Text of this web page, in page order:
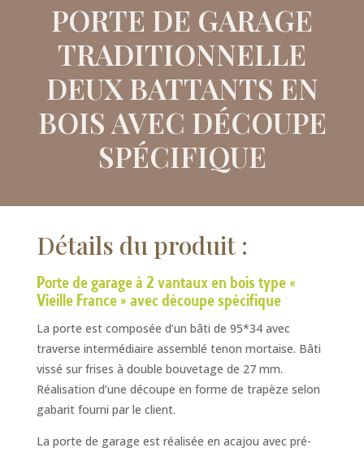
PORTE DE GARAGE
TRADITIONNELLE
DEUX BATTANTS EN
BOIS AVEC DÉCOUPE
SPÉCIFIQUE
Détails du produit :
Porte de garage à 2 vantaux en bois type «
Vieille France » avec découpe spécifique
La porte est composée d’un bâti de 95*34 avec
traverse intermédiaire assemblé tenon mortaise. Bâti
vissé sur frises à double bouvetage de 27 mm.
Réalisation d’une découpe en forme de trapèze selon
gabarit fourni par le client.
La porte de garage est réalisée en acajou avec pré-